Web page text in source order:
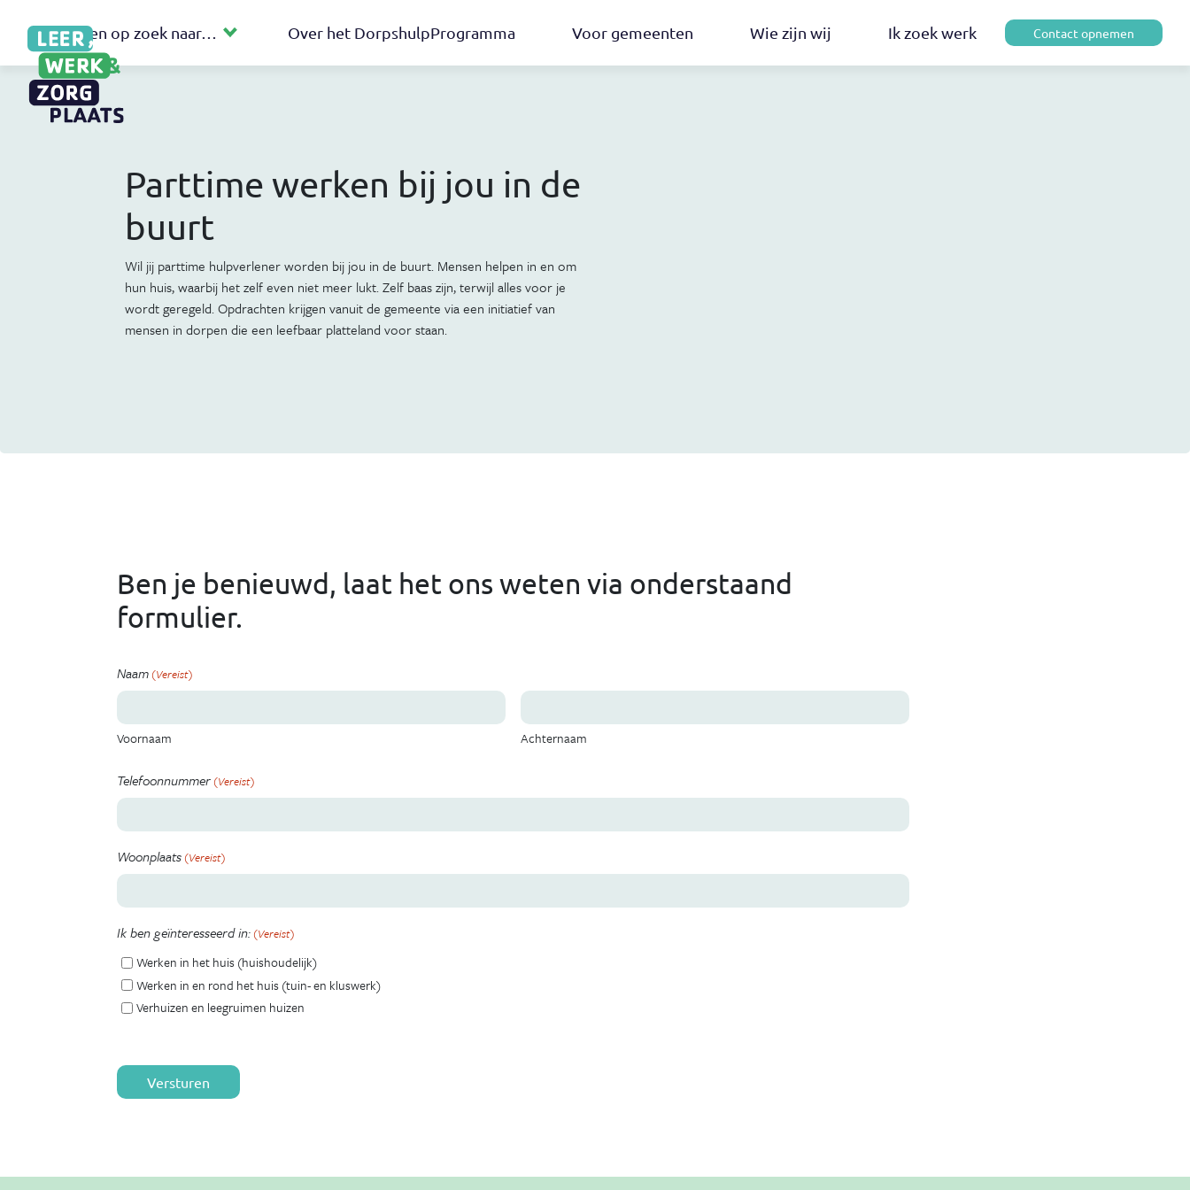
Ik ben op zoek naar… Over het DorpshulpProgramma Voor gemeenten Wie zijn wij Ik zoek werk Contact opnemen
Parttime werken bij jou in de
buurt
Wil jij parttime hulpverlener worden bij jou in de buurt. Mensen helpen in en om
hun huis, waarbij het zelf even niet meer lukt. Zelf baas zijn, terwijl alles voor je
wordt geregeld. Opdrachten krijgen vanuit de gemeente via een initiatief van
mensen in dorpen die een leefbaar platteland voor staan.
Ben je benieuwd, laat het ons weten via onderstaand
formulier.
Naam (Vereist)
Voornaam Achternaam
Telefoonnummer (Vereist)
Woonplaats (Vereist)
Ik ben geïnteresseerd in: (Vereist)
Werken in het huis (huishoudelijk)
Werken in en rond het huis (tuin- en kluswerk)
Verhuizen en leegruimen huizen